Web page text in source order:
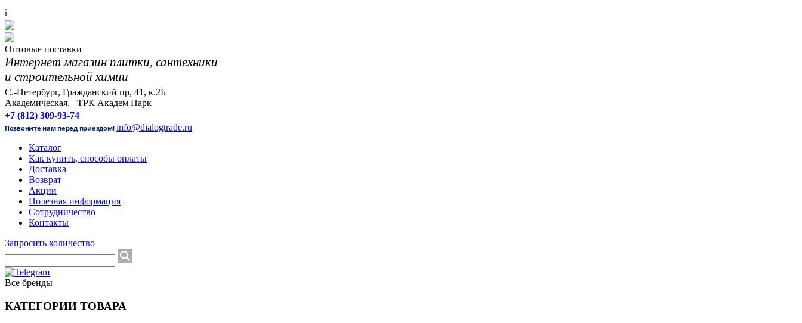
𓏬
Оптовые поставки
Интернет магазин плитки, сантехники
и строительной химии
С.-Петербург, Гражданский пр, 41, к.2Б
Академическая, ТРК Академ Парк
+7 (812) 309-93-74
Позвоните нам перед приездом! info@dialogtrade.ru
Каталог
Как купить, способы оплаты
Доставка
Возврат
Акции
Полезная информация
Сотрудничество
Контакты
Запросить количество
Все бренды
КАТЕГОРИИ ТОВАРА